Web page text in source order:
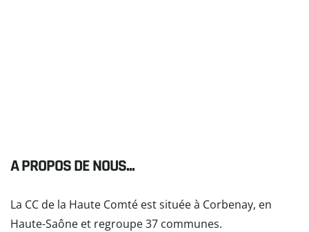
A PROPOS DE NOUS...
La CC de la Haute Comté est située à Corbenay, en
Haute-Saône et regroupe 37 communes.